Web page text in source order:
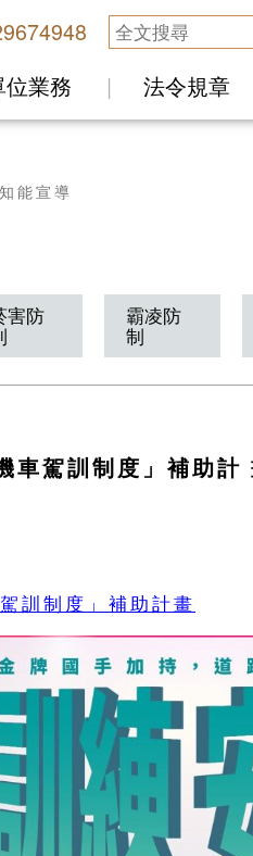
位業務 法令規章
知能宣導
害防 霸凌防
制
車駕訓制度」補助計
訓制度」補助計畫